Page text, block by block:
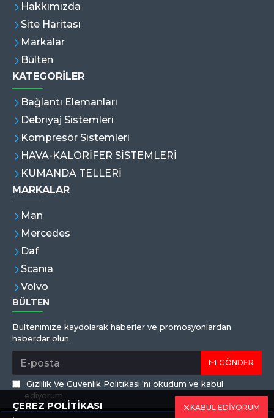
Hakkımızda
Site Haritası
Markalar
Bülten
KATEGORİLER
Bağlantı Elemanları
Debriyaj Sistemleri
Kompresör Sistemleri
HAVA-KALORİFER SİSTEMLERİ
KUMANDA TELLERİ
MARKALAR
Man
Mercedes
Daf
Scanıa
Volvo
BÜLTEN
Bültenimize kaydolarak haberler ve promosyonlardan
haberdar olun.
GÖNDER
Gizlilik Ve Güvenlik Politikası 'ni okudum ve kabul
ediyorum.
KABUL EDİYORUM
ÇEREZ POLİTİKASI